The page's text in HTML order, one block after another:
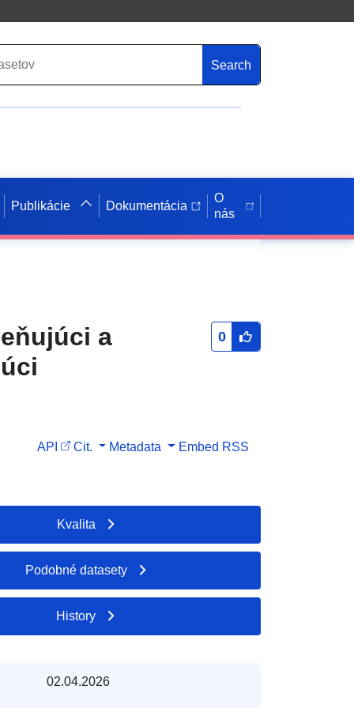
Search
Publikácie Dokumentácia
O
nás
a
0
API Cit. Metadata Embed RSS
Kvalita
Podobné datasety
History
02.04.2026